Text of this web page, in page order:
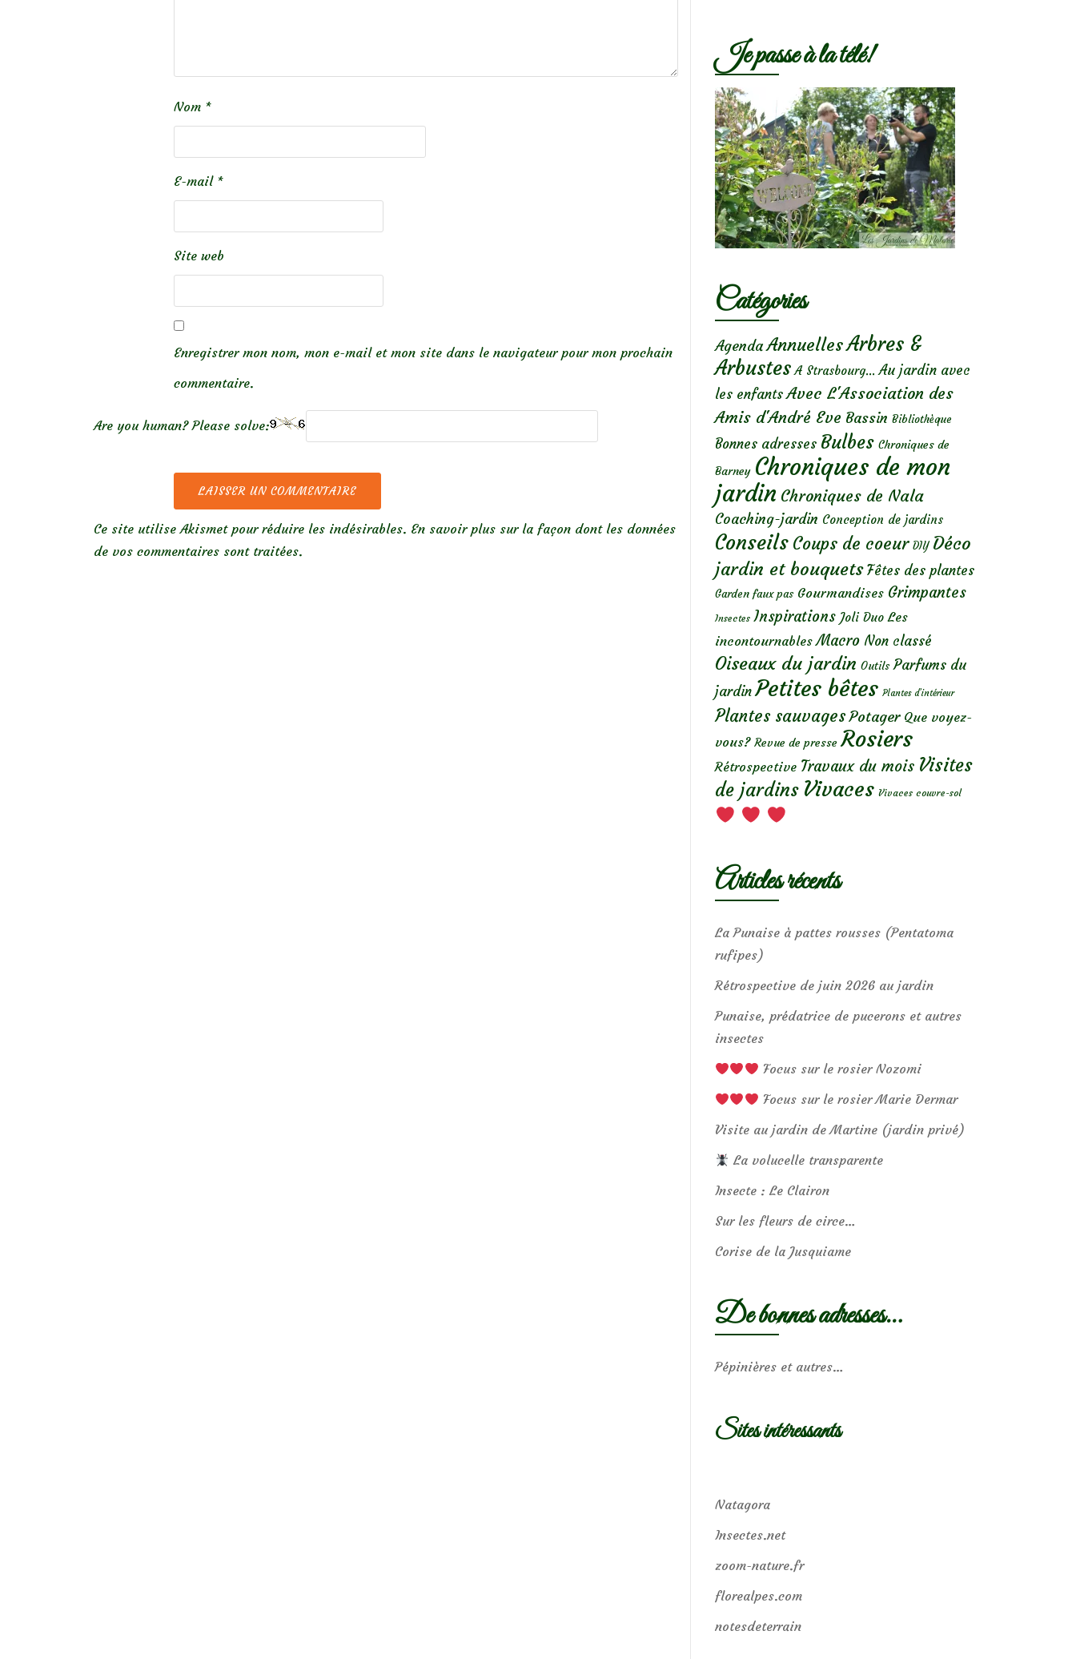
Nom *
E-mail *
Site web
Enregistrer mon nom, mon e-mail et mon site dans le navigateur pour mon prochain
commentaire.
Are you human? Please solve:
Ce site utilise Akismet pour réduire les indésirables. En savoir plus sur la façon dont les données
de vos commentaires sont traitées.
Je passe à la télé!
Catégories
Agenda AnnuellesArbres &
Arbustes A Strasbourg... Au jardin avec
les enfants Avec L'Association des
Amis d'André Eve Bassin Bibliothèque
Bonnes adresses Bulbes Chroniques de
Barney Chroniques de mon
jardin Chroniques de Nala
Coaching-jardin Conception de jardins
Conseils Coups de coeur DIY Déco
jardin et bouquets Fêtes des plantes
Garden faux pas Gourmandises Grimpantes
Insectes Inspirations Joli Duo Les
incontournables Macro Non classé
Oiseaux du jardin Outils Parfums du
jardin Petites bêtes Plantes d’intérieur
Plantes sauvages Potager Que voyez-
vous? Revue de presse Rosiers
Rétrospective Travaux du mois Visites
de jardins Vivaces Vivaces couvre-sol
Articles récents
La Punaise à pattes rousses (Pentatoma
rufipes)
Rétrospective de juin 2026 au jardin
Punaise, prédatrice de pucerons et autres
insectes
Focus sur le rosier Nozomi
Focus sur le rosier Marie Dermar
Visite au jardin de Martine (jardin privé)
La volucelle transparente
Insecte : Le Clairon
Sur les fleurs de circe…
Corise de la Jusquiame
De bonnes adresses…
Pépinières et autres…
Sites intéressants
Natagora
Insectes.net
zoom-nature.fr
florealpes.com
notesdeterrain